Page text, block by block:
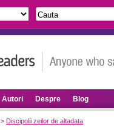
Autori Despre Blog
> Discipolii zeilor de altadata